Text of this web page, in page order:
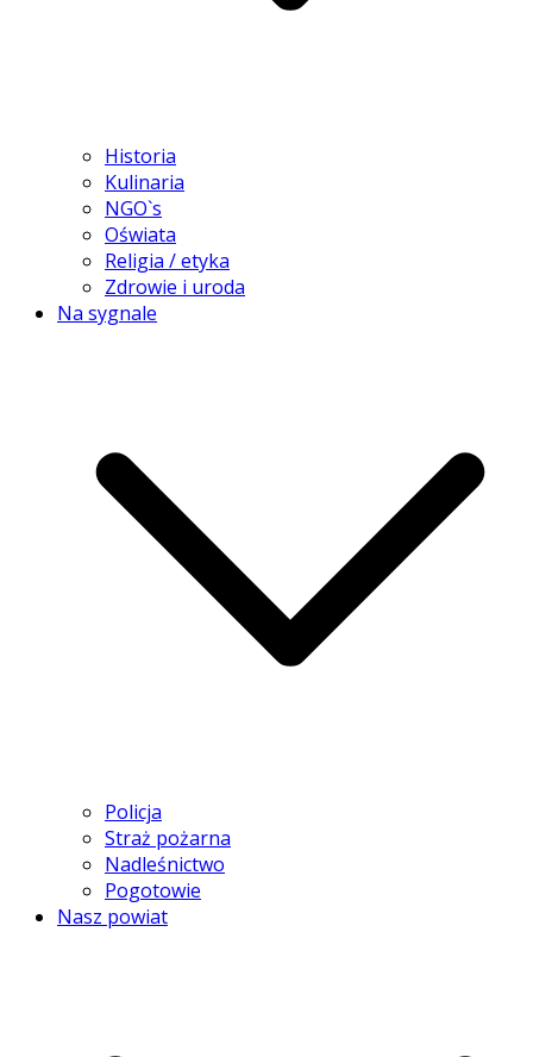
Historia
Kulinaria
NGO`s
Oświata
Religia / etyka
Zdrowie i uroda
Na sygnale
Policja
Straż pożarna
Nadleśnictwo
Pogotowie
Nasz powiat